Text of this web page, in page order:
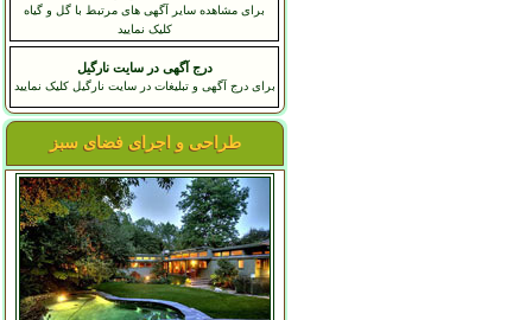
برای مشاهده سایر آگهی های مرتبط با گل و گیاه
کلیک نمایید
درج آگهی در سایت نارگیل
برای درج آگهی و تبلیغات در سایت نارگیل کلیک نمایید
طراحی و اجرای فضای سبز